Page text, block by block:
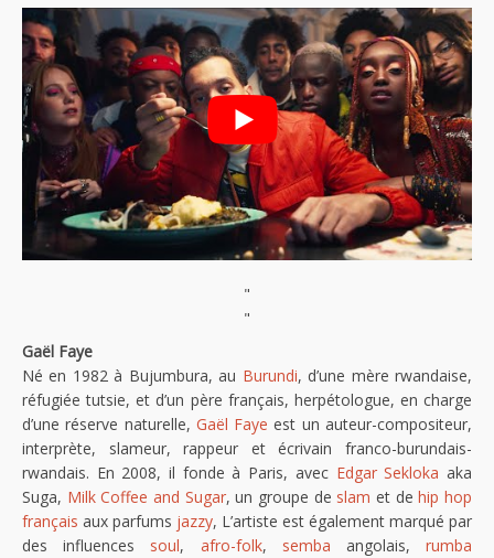
"
"
Gaël Faye
Né en 1982 à Bujumbura, au Burundi, d’une mère rwandaise,
réfugiée tutsie, et d’un père français, herpétologue, en charge
d’une réserve naturelle, Gaël Faye est un auteur-compositeur,
interprète, slameur, rappeur et écrivain franco-burundais-
rwandais. En 2008, il fonde à Paris, avec Edgar Sekloka aka
Suga, Milk Coffee and Sugar, un groupe de slam et dehip hop
français aux parfums jazzy, L’artiste est également marqué par
des influences soul, afro-folk, semba angolais,rumba